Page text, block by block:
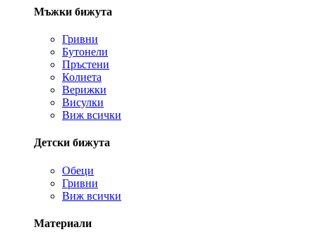
Мъжки бижута
Гривни
Бутонели
Пръстени
Колиета
Верижки
Висулки
Виж всички
Детски бижута
Обеци
Гривни
Виж всички
Материали